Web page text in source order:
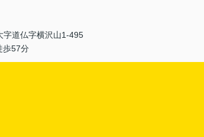
字道仏字横沢山1-495
歩57分